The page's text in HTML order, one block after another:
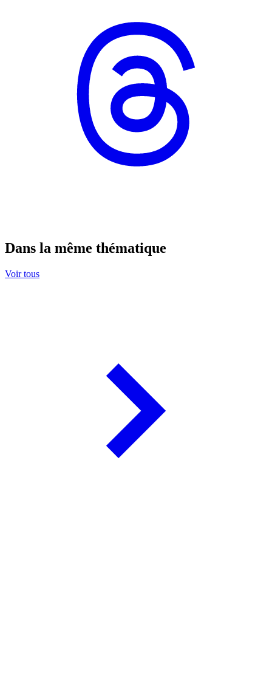
Dans la même thématique
Voir tous